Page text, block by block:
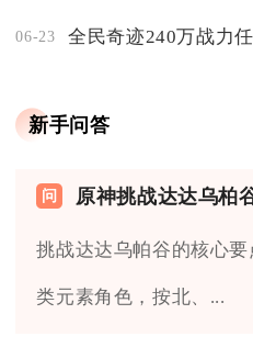
06-23
新手问答
原神挑战达达乌柏
挑战达达乌帕谷的核心
类元素角色，按北、...